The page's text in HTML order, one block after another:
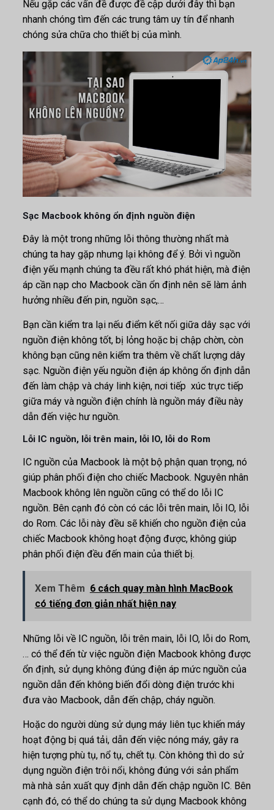
Nếu gặp các vấn đề được đề cập dưới đây thì bạn
nhanh chóng tìm đến các trung tâm uy tín để nhanh
chóng sửa chữa cho thiết bị của mình.
Sạc Macbook không ổn định nguồn điện
Đây là một trong những lỗi thông thường nhất mà
chúng ta hay gặp nhưng lại không để ý. Bởi vì nguồn
điện yếu mạnh chúng ta đều rất khó phát hiện, mà điện
áp cần nạp cho Macbook cần ổn định nên sẽ làm ảnh
hưởng nhiều đến pin, nguồn sạc,…
Bạn cần kiểm tra lại nếu điểm kết nối giữa dây sạc với
nguồn điện không tốt, bị lỏng hoặc bị chập chờn, còn
không bạn cũng nên kiểm tra thêm về chất lượng dây
sạc. Nguồn điện yếu nguồn điện áp không ổn định dẫn
đến làm chập và cháy linh kiện, nơi tiếp xúc trực tiếp
giữa máy và nguồn điện chính là nguồn máy điều này
dẫn đến việc hư nguồn.
Lỗi IC nguồn, lỗi trên main, lỗi IO, lỗi do Rom
IC nguồn của Macbook là một bộ phận quan trọng, nó
giúp phân phối điện cho chiếc Macbook. Nguyên nhân
Macbook không lên nguồn cũng có thể do lỗi IC
nguồn. Bên cạnh đó còn có các lỗi trên main, lỗi IO, lỗi
do Rom. Các lỗi này đều sẽ khiến cho nguồn điện của
chiếc Macbook không hoạt động được, không giúp
phân phối điện đều đến main của thiết bị.
Xem Thêm 6 cách quay màn hình MacBook
có tiếng đơn giản nhất hiện nay
Những lỗi về IC nguồn, lỗi trên main, lỗi IO, lỗi do Rom,
… có thể đến từ việc nguồn điện Macbook không được
ổn định, sử dụng không đúng điện áp mức nguồn của
nguồn dẫn đến không biến đổi dòng điện trước khi
đưa vào Macbook, dẫn đến chập, cháy nguồn.
Hoặc do người dùng sử dụng máy liên tục khiến máy
hoạt động bị quá tải, dẫn đến việc nóng máy, gây ra
hiện tượng phù tụ, nổ tụ, chết tụ. Còn không thì do sử
dụng nguồn điện trôi nổi, không đúng với sản phẩm
mà nhà sản xuất quy định dẫn đến chập nguồn IC. Bên
cạnh đó, có thể do chúng ta sử dụng Macbook không